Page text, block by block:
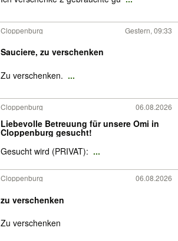
Cloppenburg Gestern, 09:33
Sauciere, zu verschenken
Zu verschenken. ...
Cloppenburg 06.08.2026
Liebevolle Betreuung für unsere Omi in
Cloppenburg gesucht!
Gesucht wird (PRIVAT): ...
Cloppenburg 06.08.2026
zu verschenken
Zu verschenken